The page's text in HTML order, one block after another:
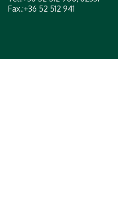
Fax.:+36 52 512 941